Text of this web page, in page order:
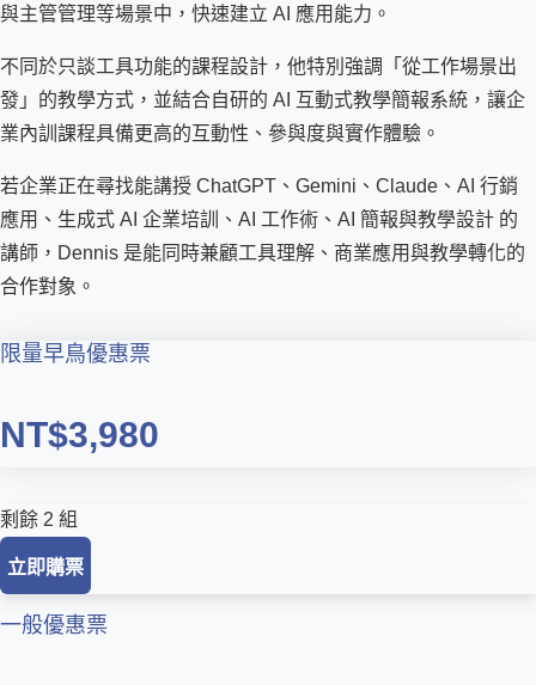
與主管管理等場景中，快速建立 AI 應用能力。
不同於只談工具功能的課程設計，他特別強調「從工作場景出
發」的教學方式，並結合自研的 AI 互動式教學簡報系統，讓企
業內訓課程具備更高的互動性、參與度與實作體驗。
若企業正在尋找能講授 ChatGPT、Gemini、Claude、AI 行銷
應用、生成式 AI 企業培訓、AI 工作術、AI 簡報與教學設計 的
講師，Dennis 是能同時兼顧工具理解、商業應用與教學轉化的
合作對象。
限量早鳥優惠票
NT$3,980
剩餘 2 組
立即購票
一般優惠票